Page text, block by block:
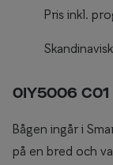
Pris inkl.
0IY5006 C01
Bågen ingår i
på en bred och